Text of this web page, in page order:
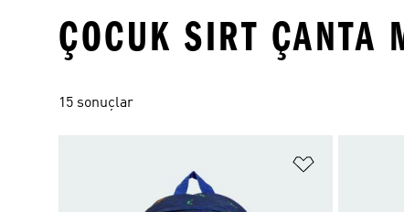
ÇOCUK SIRT ÇANTA
15 sonuçlar